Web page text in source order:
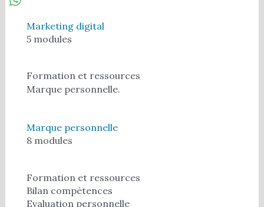
Marketing digital
5 modules
Formation et ressources
Marque personnelle.
Marque personnelle
8 modules
Formation et ressources
Bilan compétences
Evaluation personnelle